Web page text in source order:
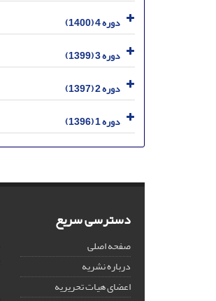
دوره 4 (1400)
دوره 3 (1399)
دوره 2 (1397)
دوره 1 (1396)
دسترسی سریع
صفحه اصلی
درباره نشریه
اعضای هیات تحریریه